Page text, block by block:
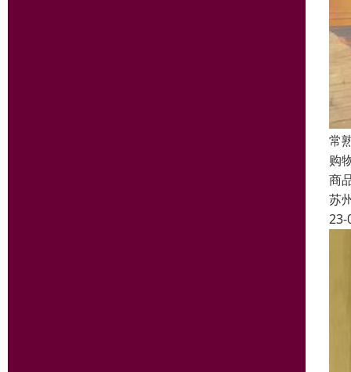
常
购
商
苏
23-